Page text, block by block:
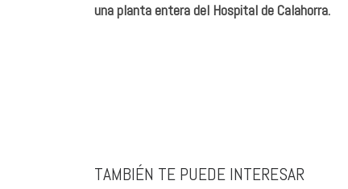
una planta entera del Hospital de Calahorra.
TAMBIÉN TE PUEDE INTERESAR